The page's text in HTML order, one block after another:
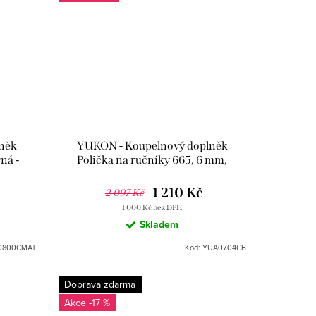
-
YUKON - Koupelnový doplněk
Polička na ručníky 665, 6 mm,
2 097 Kč
1 000 Kč bez DPH
1 210 Kč
Skladem
Kód: YUA0704CB
Doprava zdarma
-17 %